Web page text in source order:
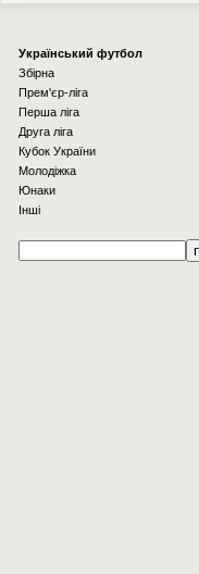
Українcький футбол
Збірна
Прем'єр-ліга
Перша ліга
Друга ліга
Кубок України
Молодіжка
Юнаки
Інші